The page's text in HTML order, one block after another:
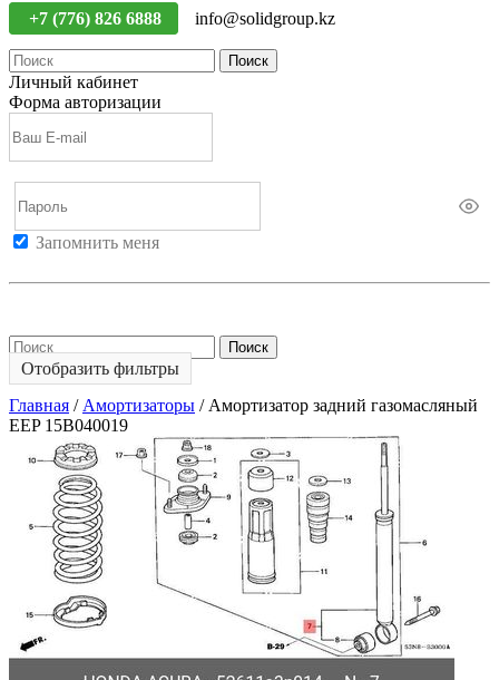
+7 (776) 826 6888 info@solidgroup.kz
Поиск
Личный кабинет
Форма авторизации
Запомнить меня
Поиск
Отобразить фильтры
Главная / Амортизаторы / Амортизатор задний газомасляный
EEP 15B040019